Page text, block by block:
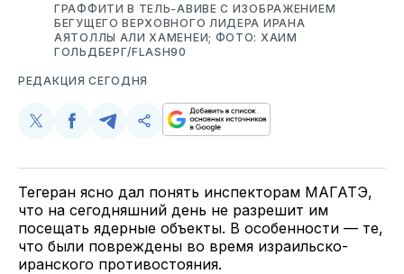
ГРАФФИТИ В ТЕЛЬ-АВИВЕ С ИЗОБРАЖЕНИЕМ
БЕГУЩЕГО ВЕРХОВНОГО ЛИДЕРА ИРАНА
АЯТОЛЛЫ АЛИ ХАМЕНЕИ; ФОТО: ХАИМ
ГОЛЬДБЕРГ/FLASH90
РЕДАКЦИЯ СЕГОДНЯ
Поделиться
Twitter
Поделиться
Facebook
Поделиться
Telegram
Скопируйте
поделитесь
Тегеран ясно дал понять инспекторам МАГАТЭ,
что на сегодняшний день не разрешит им
посещать ядерные объекты. В особенности — те,
что были повреждены во время израильско-
иранского противостояния.